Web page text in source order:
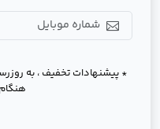
* پیشنهادات تخفیف ، به